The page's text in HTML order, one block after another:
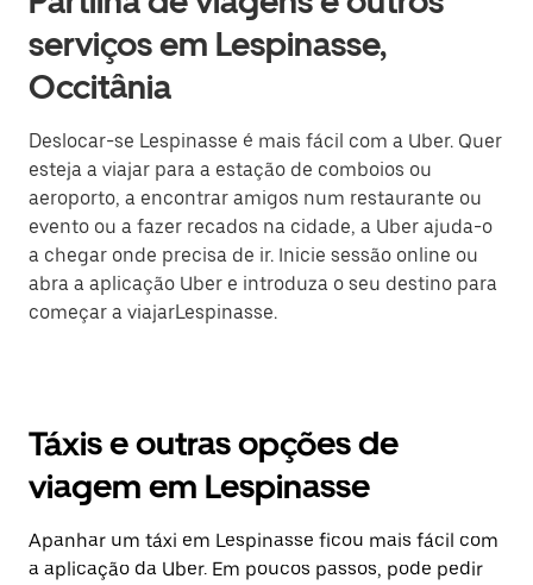
serviços em Lespinasse,
Occitânia
Deslocar-se Lespinasse é mais fácil com a Uber. Quer
esteja a viajar para a estação de comboios ou
aeroporto, a encontrar amigos num restaurante ou
evento ou a fazer recados na cidade, a Uber ajuda-o
a chegar onde precisa de ir. Inicie sessão online ou
abra a aplicação Uber e introduza o seu destino para
começar a viajarLespinasse.
Táxis e outras opções de
viagem em Lespinasse
Apanhar um táxi em Lespinasse ficou mais fácil com
a aplicação da Uber. Em poucos passos, pode pedir